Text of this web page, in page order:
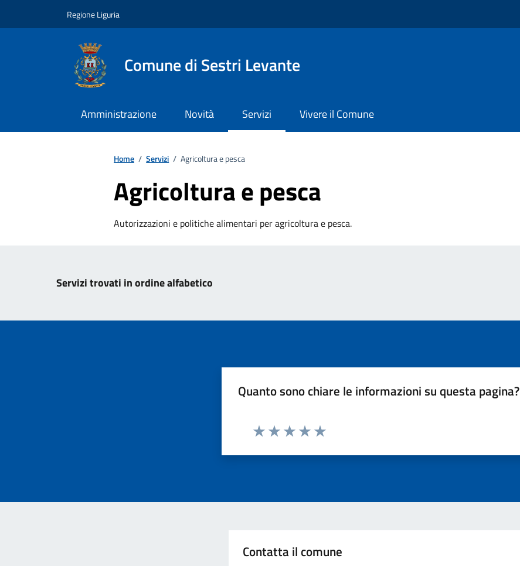
Regione Liguria
Comune di Sestri Levante
Amministrazione Novità Servizi Vivere il Comune
Home / Servizi / Agricoltura e pesca
Agricoltura e pesca
Autorizzazioni e politiche alimentari per agricoltura e pesca.
Servizi trovati in ordine alfabetico
Quanto sono chiare le informazioni su questa pagina?
Contatta il comune